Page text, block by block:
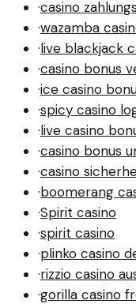
·casino
·wazamba
·live blackjack
·casino bonus
·ice casino
·spicy casino
·live casino
·casino bonus
·casino
·boomerang
·Spirit casino
·spirit casino
·plinko casino
·rizzio casino
·gorilla casino